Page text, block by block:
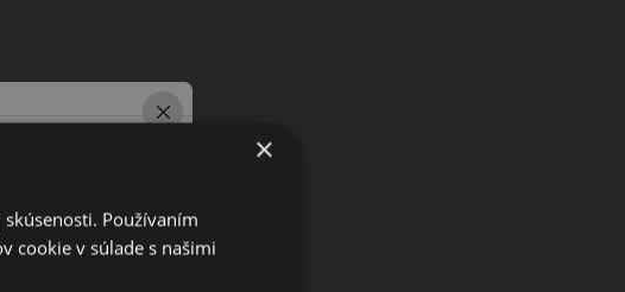
×
Používaním
cookie v súlade s našimi